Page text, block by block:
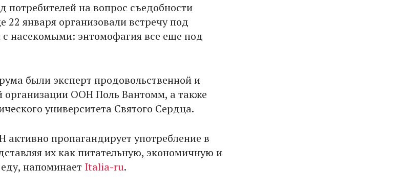
потребителей на вопрос съедобности
22 января организовали встречу под
с насекомыми: энтомофагия все еще под
были эксперт продовольственной и
организации ООН Поль Вантомм, а также
университета Святого Сердца.
пропагандирует употребление в
их как питательную, экономичную и
напоминает Italia-ru.